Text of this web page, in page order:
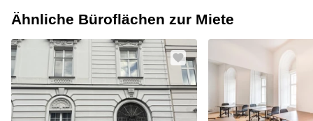
Ähnliche Büroflächen zur Miete